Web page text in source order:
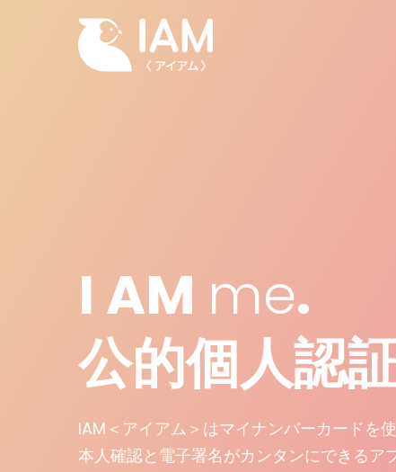
I AM me.
公的個人認
IAM＜アイアム＞はマイナンバーカードを
本人確認と電子署名がカンタンにできるア